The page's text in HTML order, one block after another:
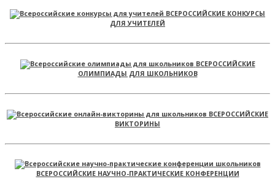
ВСЕРОССИЙСКИЕ КОНКУРСЫ
ДЛЯ УЧИТЕЛЕЙ
ВСЕРОССИЙСКИЕ
ОЛИМПИАДЫ ДЛЯ ШКОЛЬНИКОВ
ВСЕРОССИЙСКИЕ
ВИКТОРИНЫ
ВСЕРОССИЙСКИЕ НАУЧНО-ПРАКТИЧЕСКИЕ КОНФЕРЕНЦИИ